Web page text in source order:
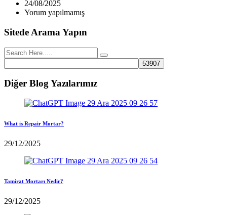
24/08/2025
Yorum yapılmamış
Sitede Arama Yapın
Diğer Blog Yazılarımız
What is Repair Mortar?
29/12/2025
Tamirat Mortarı Nedir?
29/12/2025